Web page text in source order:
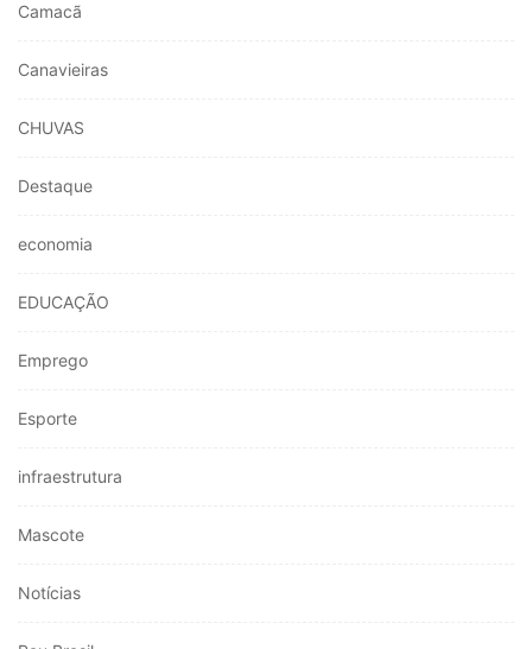
Camacã
Canavieiras
CHUVAS
Destaque
economia
EDUCAÇÃO
Emprego
Esporte
infraestrutura
Mascote
Notícias